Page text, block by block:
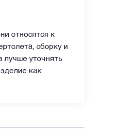
относятся к
сборку и
лучше уточнять
как